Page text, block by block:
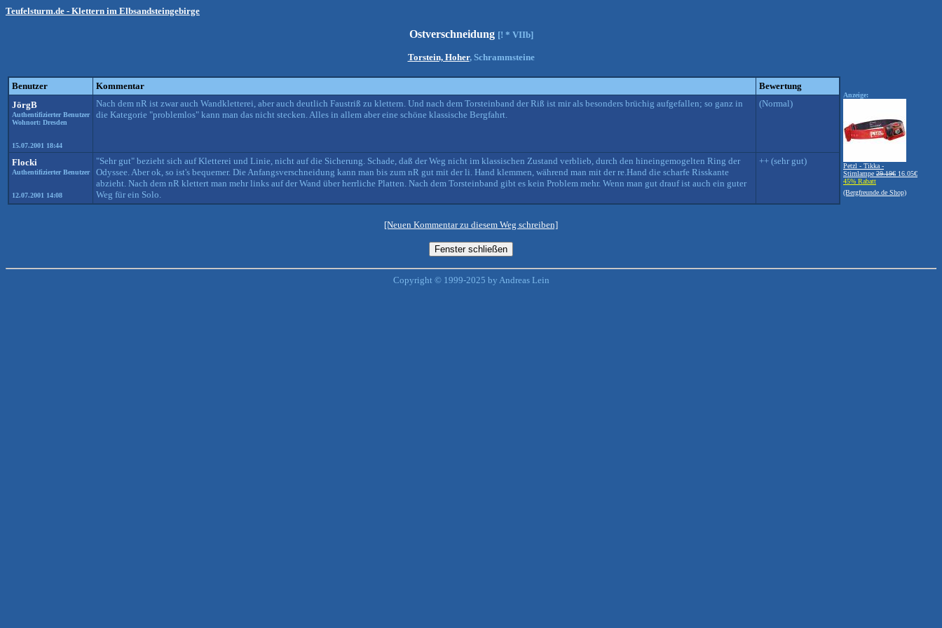
Teufelsturm.de - Klettern im Elbsandsteingebirge
Ostverschneidung [! * VIIb]
Torstein, Hoher, Schrammsteine
Benutzer Kommentar
Bewertung
JörgB
Authentifizierter Benutzer
Wohnort: Dresden
15.07.2001 18:44
Nach dem nR ist zwar auch Wandkletterei, aber auch deutlich Faustriß zu klettern. Und nach dem Torsteinband der Riß ist mir als besonders brüchig aufgefallen; so ganz in
die Kategorie "problemlos" kann man das nicht stecken. Alles in allem aber eine schöne klassische Bergfahrt.
(Normal)
Flocki
Authentifizierter Benutzer
12.07.2001 14:08
"Sehr gut" bezieht sich auf Kletterei und Linie, nicht auf die Sicherung. Schade, daß der Weg nicht im klassischen Zustand verblieb, durch den hineingemogelten Ring der
Odyssee. Aber ok, so ist's bequemer. Die Anfangsverschneidung kann man bis zum nR gut mit der li. Hand klemmen, während man mit der re.Hand die scharfe Risskante
abzieht. Nach dem nR klettert man mehr links auf der Wand über herrliche Platten. Nach dem Torsteinband gibt es kein Problem mehr. Wenn man gut drauf ist auch ein guter
Weg für ein Solo.
++ (sehr gut)
Anzeige:
Petzl - Tikka -
Stirnlampe 29.19€ 16.05€
45% Rabatt
(Bergfreunde.de Shop)
[Neuen Kommentar zu diesem Weg schreiben]
Copyright © 1999-2025 by Andreas Lein